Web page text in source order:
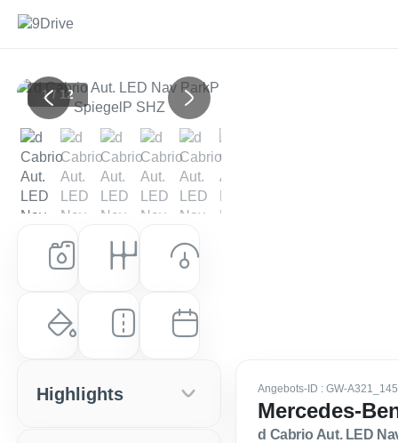
Previous Next
1 / 12
Kraftstoff
Diesel Automatik
Leistung (PS)
194 PS (143 kW)
Farbe
Schwarz Uni
Laufleistung
65.400 km
Erstzulassung
EZ: März 2021
Angebots-ID : GW-
Mercedes-
d Cabrio Aut. LED
Highlights